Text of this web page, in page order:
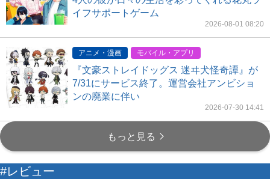
イフサポートゲーム
2026-08-01 08:20
アニメ・漫画 モバイル・アプリ
『文豪ストレイドッグス 迷ヰ犬怪奇譚』が
7/31にサービス終了。運営会社アンビショ
ンの廃業に伴い
2026-07-30 14:41
もっと見る
#レビュー